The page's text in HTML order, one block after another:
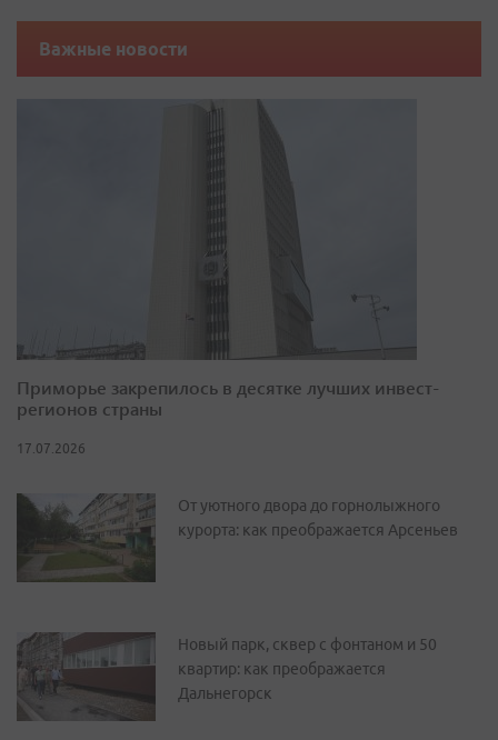
Важные новости
Приморье закрепилось в десятке лучших инвест-
регионов страны
17.07.2026
От уютного двора до горнолыжного
курорта: как преображается Арсеньев
Новый парк, сквер с фонтаном и 50
квартир: как преображается
Дальнегорск